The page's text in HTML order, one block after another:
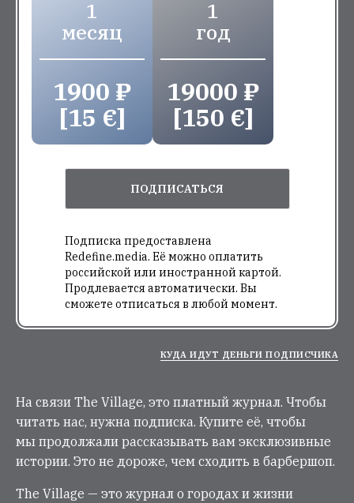
1
месяц
1900 ₽
[15 €]
1
год
19000 ₽
[150 €]
ПОДПИСАТЬСЯ
Подписка предоставлена
Redefine.media. Её можно оплатить
российской или иностранной картой.
Продлевается автоматически. Вы
сможете отписаться в любой момент.
КУДА ИДУТ ДЕНЬГИ ПОДПИСЧИКА
На связи The Village, это платный журнал. Чтобы
читать нас, нужна подписка. Купите её, чтобы
мы продолжали рассказывать вам эксклюзивные
истории. Это не дороже, чем сходить в барбершоп.
The Village — это журнал о городах и жизни